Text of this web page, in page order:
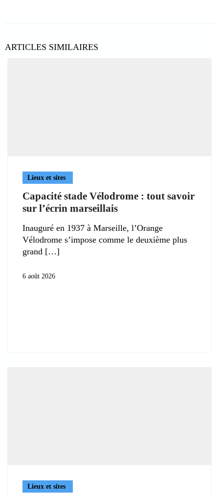
ARTICLES SIMILAIRES
Lieux et sites
Capacité stade Vélodrome : tout savoir
sur l’écrin marseillais
Inauguré en 1937 à Marseille, l’Orange
Vélodrome s’impose comme le deuxième plus
grand
6 août 2026
Lieux et sites